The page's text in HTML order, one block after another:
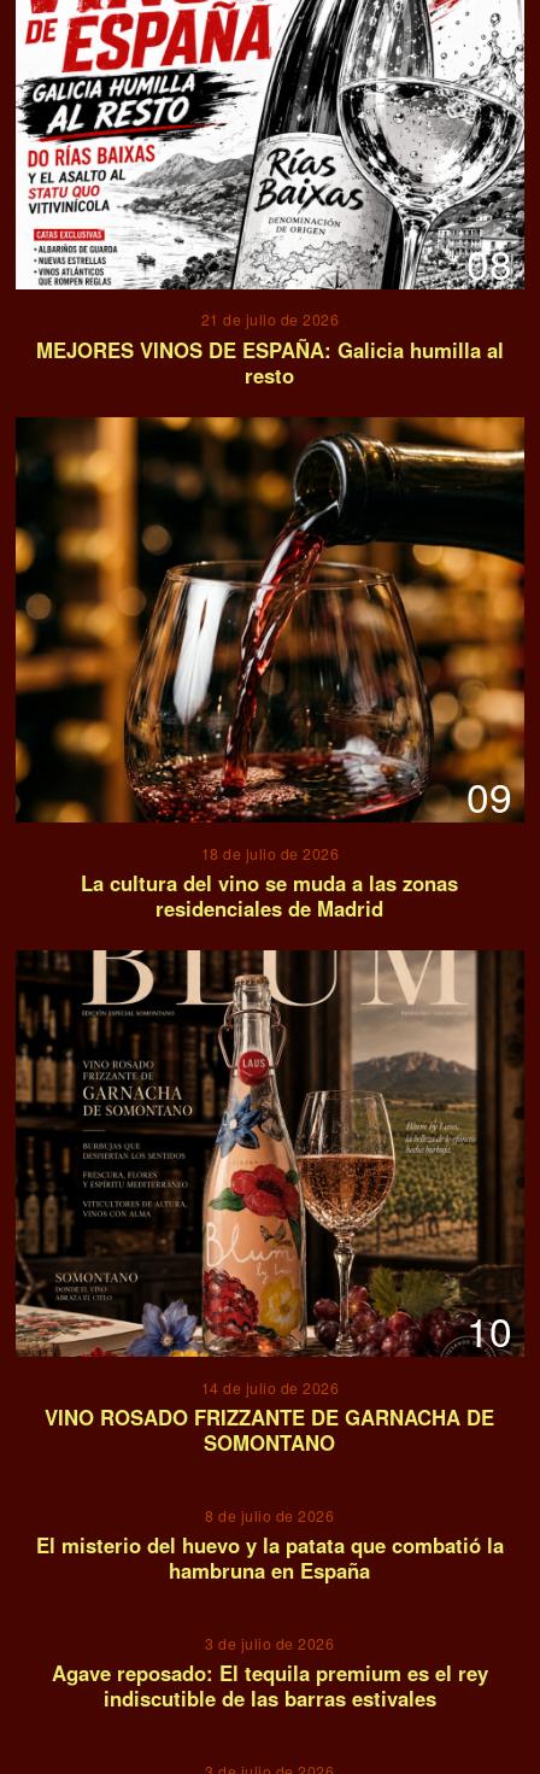
08
21 de julio de 2026
MEJORES VINOS DE ESPAÑA: Galicia humilla al
resto
09
18 de julio de 2026
La cultura del vino se muda a las zonas
residenciales de Madrid
10
14 de julio de 2026
VINO ROSADO FRIZZANTE DE GARNACHA DE
SOMONTANO
8 de julio de 2026
El misterio del huevo y la patata que combatió la
hambruna en España
3 de julio de 2026
Agave reposado: El tequila premium es el rey
indiscutible de las barras estivales